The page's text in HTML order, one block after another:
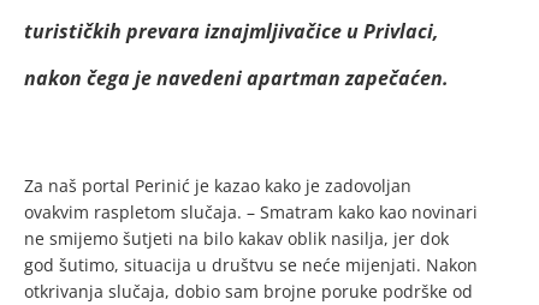
turističkih prevara iznajmljivačice u Privlaci,
nakon čega je navedeni apartman zapečaćen.
Za naš portal Perinić je kazao kako je zadovoljan
ovakvim raspletom slučaja. – Smatram kako kao novinari
ne smijemo šutjeti na bilo kakav oblik nasilja, jer dok
god šutimo, situacija u društvu se neće mijenjati. Nakon
otkrivanja slučaja, dobio sam brojne poruke podrške od